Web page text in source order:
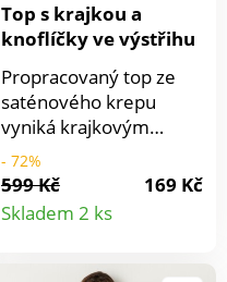
Top s krajkou a
knoflíčky ve výstřihu
Propracovaný top ze
saténového krepu
vyniká krajkovým
zdobením! Ze saténu a
krajky v prádlovém
stylu. Výstřih do "V" s
potaženými kulatými
- 72%
599 Kč
169 Kč
Skladem 2 ks
Detail